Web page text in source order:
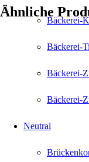
Bäckerei-
Bäckerei-
Bäckerei-
Bäckerei-
Neutral
Ähnliche